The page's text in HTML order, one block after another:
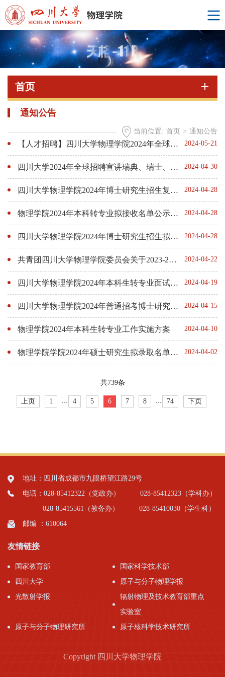
首页
通知公告
当前位置: 首页 > 通知公告
【人才招聘】四川大学物理学院2024年全球招聘暨英国站海外人才交流会 2024-05-21
四川大学2024年全球招聘宣讲瑞典、瑞士、英国站诚邀您参加 2024-04-30
四川大学物理学院2024年博士研究生招生复试成绩公示 2024-04-28
物理学院2024年本科转专业拟接收名单公示（已结束） 2024-04-28
四川大学物理学院2024年博士研究生招生拟录取名单公示 2024-04-28
共青团四川大学物理学院委员会关于2023-2024年度先进集体及个人表彰的通知 2024-04-22
四川大学物理学院2024年本科生转专业面试通知 2024-04-19
四川大学物理学院2024年普通招考博士研究生招生复试通知 2024-04-15
物理学院2024年本科生转专业工作实施方案 2024-04-10
物理学院学院2024年硕士研究生拟录取名单公示（已结束） 2024-04-02
共739条
上页 1 ... 4 5 6 7 8 ... 74 下页
地址：四川省成都市九眼桥望江路29号
电话：028-85412322（党政办）
028-85412323（学科办）
028-85415561（教务办）
028-85410030（学生科）
邮编 ：610064
友情链接
国家教育部
国家科学技术部
四川大学
原子与分子物理学报
光散射学报
辐射物理及技术教育部重点
实验室
原子与分子物理研究所
原子核科学技术研究所
Copyright 四川大学物理学院